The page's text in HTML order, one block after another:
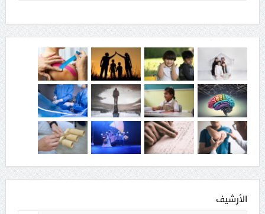
الأرشيف